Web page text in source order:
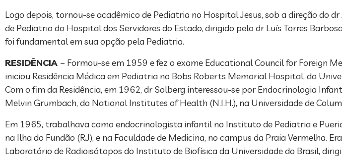
Logo depois, tornou-se acadêmico de Pediatria no Hospital Jesus, sob a direção do
de Pediatria do Hospital dos Servidores do Estado, dirigido pelo dr Luís Torres
foi fundamental em sua opção pela Pediatria.
RESIDÊNCIA – Formou-se em 1959 e fez o exame Educational Council for Foreign
iniciou Residência Médica em Pediatria no Bobs Roberts Memorial Hospital, da
Com o fim da Residência, em 1962, dr Solberg interessou-se por Endocrinologia
Melvin Grumbach, do National Institutes of Health (N.I.H.), na Universidade de
Em 1965, trabalhava como endocrinologista infantil no Instituto de Pediatria e
na Ilha do Fundão (RJ), e na Faculdade de Medicina, no campus da Praia Vermelha.
Laboratório de Radioisótopos do Instituto de Biofísica da Universidade do Brasil,